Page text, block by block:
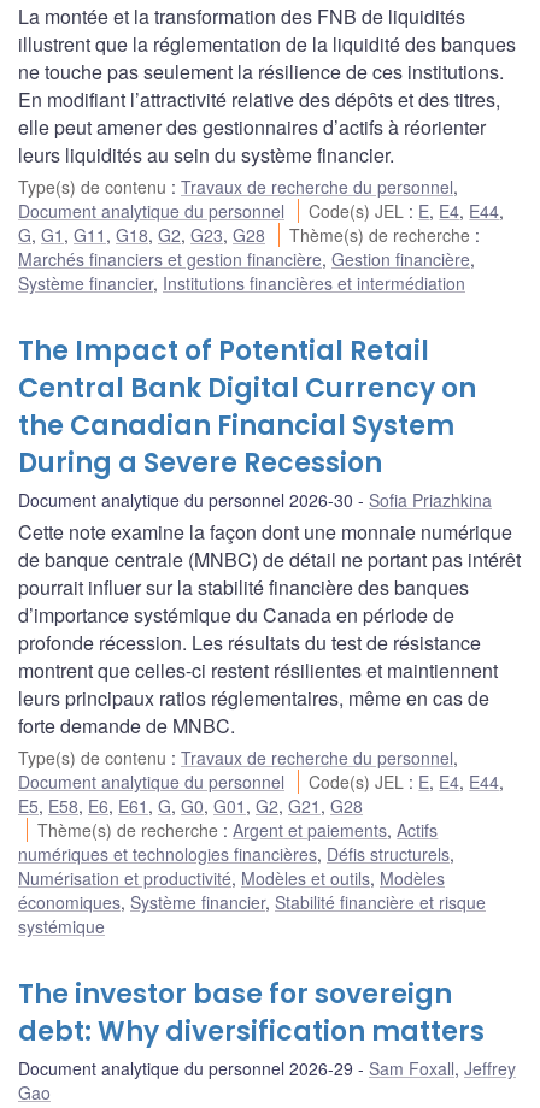
La montée et la transformation des FNB de liquidités
illustrent que la réglementation de la liquidité des banques
ne touche pas seulement la résilience de ces institutions.
En modifiant l’attractivité relative des dépôts et des titres,
elle peut amener des gestionnaires d’actifs à réorienter
leurs liquidités au sein du système financier.
Type(s) de contenu : Travaux de recherche du personnel,
Document analytique du personnel
Code(s) JEL : E, E4, E44,
G, G1 , G11 , G18, G2, G23, G28 Thème(s) de recherche :
Marchés financiers et gestion financière, Gestion financière,
Système financier, Institutions financières et intermédiation
The Impact of Potential Retail
Central Bank Digital Currency on
the Canadian Financial System
During a Severe Recession
Document analytique du personnel 2026-30 Sofia Priazhkina
Cette note examine la façon dont une monnaie numérique
de banque centrale (MNBC) de détail ne portant pas intérêt
pourrait influer sur la stabilité financière des banques
d’importance systémique du Canada en période de
profonde récession. Les résultats du test de résistance
montrent que celles-ci restent résilientes et maintiennent
leurs principaux ratios réglementaires, même en cas de
forte demande de MNBC.
Type(s) de contenu : Travaux de recherche du personnel,
Document analytique du personnel
Code(s) JEL : E, E4, E44,
E5, E58, E6, E61 , G, G0, G01 , G2, G21 , G28
Thème(s) de recherche :Argent et paiements,Actifs
numériques et technologies financières, Défis structurels,
Numérisation et productivité, Modèles et outils, Modèles
économiques, Système financier, Stabilité financière et risque
systémique
The investor base for sovereign
debt: Why diversification matters
Document analytique du personnel 2026-29 Sam Foxall, Jeffrey
Gao